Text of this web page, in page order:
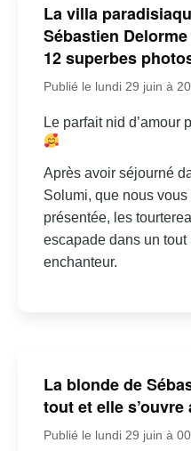
La villa
Sébastien
12 superbes
Publié le lundi 29 juin à
Le parfait nid d’amour
Après avoir séjourné
Solumi, que nous
présentée, les
escapade dans un
enchanteur.
La blonde de
tout et elle
Publié le lundi 29 juin à